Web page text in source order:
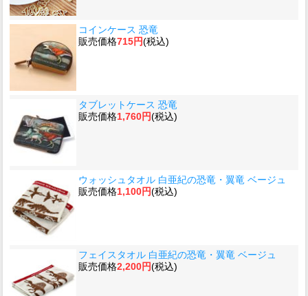
コインケース 恐竜
販売価格715円(税込)
タブレットケース 恐竜
販売価格1,760円(税込)
ウォッシュタオル 白亜紀の恐竜・翼竜 ベージュ
販売価格1,100円(税込)
フェイスタオル 白亜紀の恐竜・翼竜 ベージュ
販売価格2,200円(税込)